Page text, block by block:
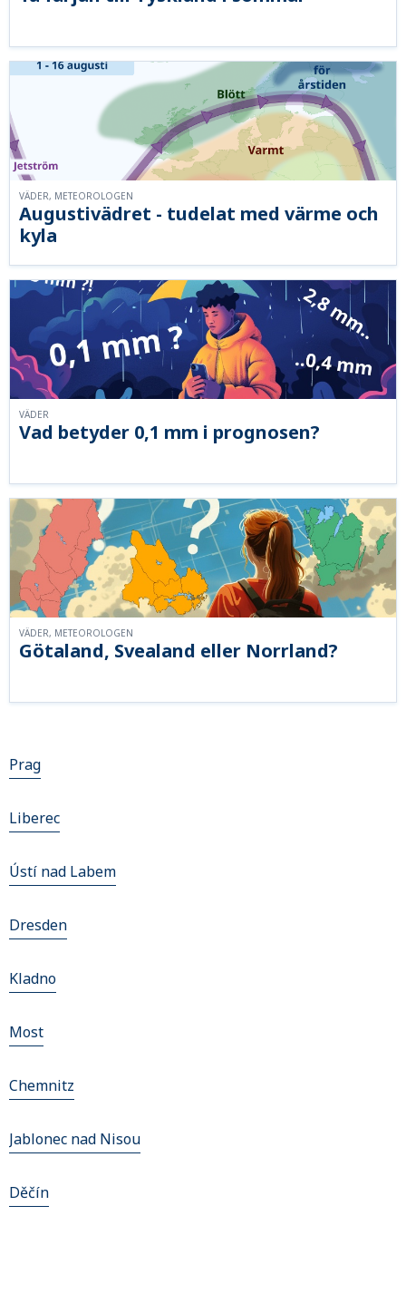
Augustivädret - tudelat med värme och
kyla
VÄDER, METEOROLOGEN
Vad betyder 0,1 mm i prognosen?
VÄDER
Götaland, Svealand eller Norrland?
VÄDER, METEOROLOGEN
Prag
Liberec
Ústí nad Labem
Dresden
Kladno
Most
Chemnitz
Jablonec nad Nisou
Děčín